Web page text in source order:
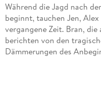
Während die Jagd nach
beginnt, tauchen Jen,
vergangene Zeit. Bran,
berichten von den